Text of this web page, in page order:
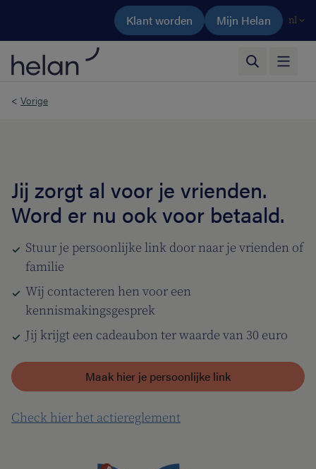
Ga naar de hoofdinhoud
Klant worden Mijn Helan nl
< Vorige
Jij zorgt al voor je vrienden.
Word er nu ook voor betaald.
Stuur je persoonlijke link door naar je vrienden of
familie
Wij contacteren hen voor een
kennismakingsgesprek
Jij krijgt een cadeaubon ter waarde van 30 euro
Maak hier je persoonlijke link
Check hier het actiereglement